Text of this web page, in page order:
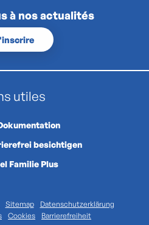
à nos actualités
utiles
besichtigen
Familie Plus
Sitemap
Datenschutzerklärung
Cookies Barrierefreiheit